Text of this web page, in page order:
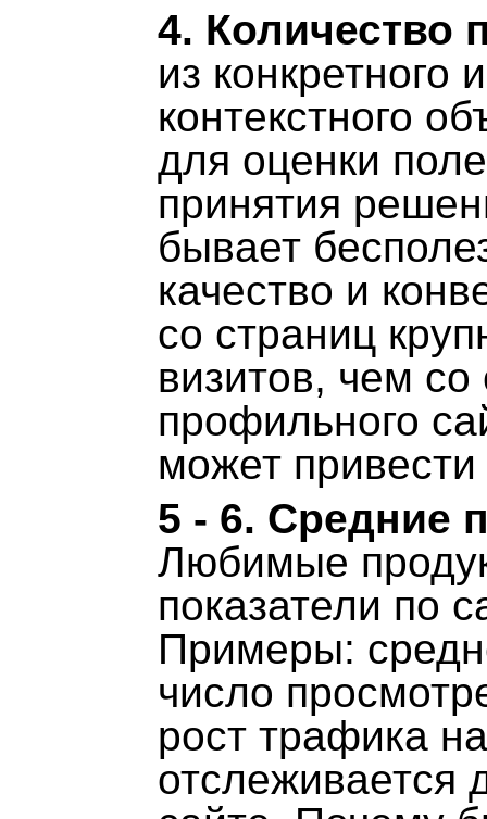
4. Количество
из конкретного
контекстного
для оценки
принятия
бывает
качество и
со страниц
визитов, чем
профильного
может
5 - 6. Средние
Любимые
показатели по
Примеры:
число
рост трафика
отслеживается